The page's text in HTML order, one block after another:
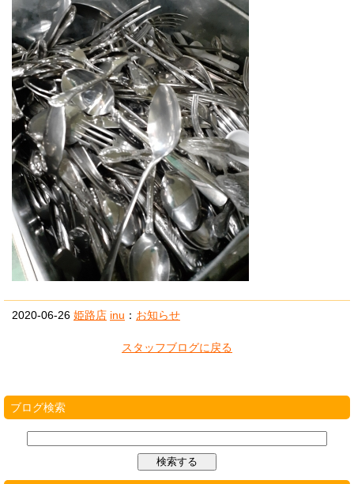
2020-06-26 姫路店 inu ： お知らせ
スタッフブログに戻る
ブログ検索